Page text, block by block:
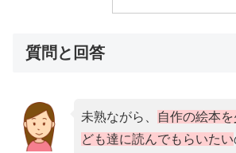
質問と回答
未熟ながら、
自作の絵本
ども達に読んでもらいたい